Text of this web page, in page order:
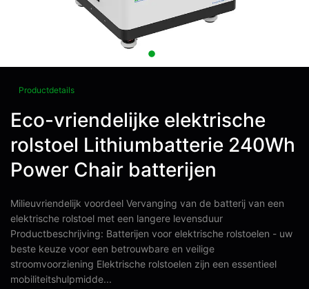
Productdetails
Eco-vriendelijke elektrische
rolstoel Lithiumbatterie 240Wh
Power Chair batterijen
Milieuvriendelijk voordeel Vervanging van de batterij van een
elektrische rolstoel met een langere levensduur
Productbeschrijving: Batterijen voor elektrische rolstoelen - uw
beste keuze voor een betrouwbare en veilige
stroomvoorziening Elektrische rolstoelen zijn een essentieel
mobiliteitshulpmidde...